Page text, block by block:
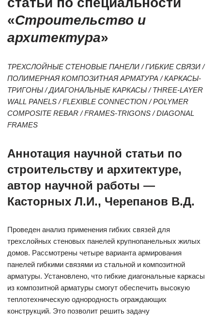
«Строительство и
архитектура»
ТРЕХСЛОЙНЫЕ СТЕНОВЫЕ ПАНЕЛИ / ГИБКИЕ СВЯЗИ /
ПОЛИМЕРНАЯ КОМПОЗИТНАЯ АРМАТУРА / КАРКАСЫ-
ТРИГОНЫ / ДИАГОНАЛЬНЫЕ КАРКАСЫ / THREE-LAYER
WALL PANELS / FLEXIBLE CONNECTION / POLYMER
COMPOSITE REBAR / FRAMES-TRIGONS / DIAGONAL
FRAMES
Аннотация научной статьи по
строительству и архитектуре,
автор научной работы —
Касторных Л.И., Черепанов В.Д.
Проведен анализ применения гибких связей для
трехслойных стеновых панелей крупнопанельных жилых
домов. Рассмотрены четыре варианта армирования
панелей гибкими связями из стальной и композитной
арматуры. Установлено, что гибкие диагональные каркасы
из композитной арматуры смогут обеспечить высокую
теплотехническую однородность ограждающих
конструкций. Это позволит решить задачу